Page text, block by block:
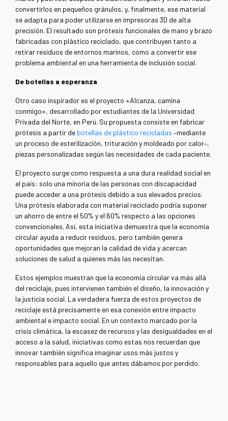
convertirlos en pequeños gránulos, y, finalmente, ese material
se adapta para poder utilizarse en impresoras 3D de alta
precisión. El resultado son prótesis funcionales de mano y brazo
fabricadas con plástico reciclado, que contribuyen tanto a
retirar residuos de entornos marinos, como a convertir ese
problema ambiental en una herramienta de inclusión social.
De botellas a esperanza
Otro caso inspirador es el proyecto «Alcanza, camina
conmigo», desarrollado por estudiantes de la Universidad
Privada del Norte, en Perú. Su propuesta consiste en fabricar
prótesis a partir de botellas de plástico recicladas –mediante
un proceso de esterilización, trituración y moldeado por calor–,
piezas personalizadas según las necesidades de cada paciente.
El proyecto surge como respuesta a una dura realidad social en
el país: solo una minoría de las personas con discapacidad
puede acceder a una prótesis debido a sus elevados precios.
Una prótesis elaborada con material reciclado podría suponer
un ahorro de entre el 50% y el 60% respecto a las opciones
convencionales. Así, esta iniciativa demuestra que la economía
circular ayuda a reducir residuos, pero también genera
oportunidades que mejoran la calidad de vida y acercan
soluciones de salud a quienes más las necesitan.
Estos ejemplos muestran que la economía circular va más allá
del reciclaje, pues intervienen también el diseño, la innovación y
la justicia social. La verdadera fuerza de estos proyectos de
reciclaje está precisamente en esa conexión entre impacto
ambiental e impacto social. En un contexto marcado por la
crisis climática, la escasez de recursos y las desigualdades en el
acceso a la salud, iniciativas como estas nos recuerdan que
innovar también significa imaginar usos más justos y
responsables para aquello que antes dábamos por perdido.